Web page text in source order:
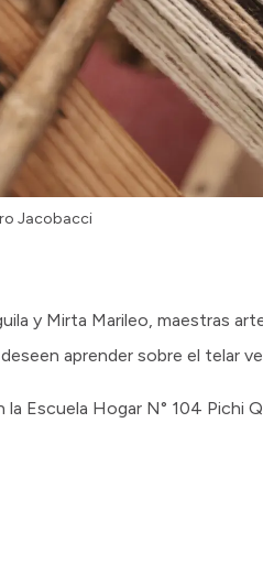
Jacobacci
y Mirta Marileo, maestras
aprender sobre el telar
Escuela Hogar N° 104 Pichi